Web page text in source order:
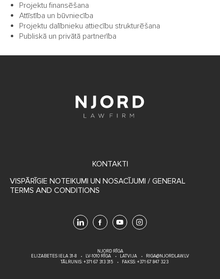
Projektu finansēšana
Attīstība un būvniecība
Projektu dalībnieku attiecību strukturēšana
Publiskā un privātā partnerība
MENU
KONTAKTI
VISPĀRĪGIE NOTEIKUMI UN NOSACĪJUMI / GENERAL
TERMS AND CONDITIONS
NJORD RĪGA
ELIZABETES IELA 31-8
LV-1010 RĪGA LATVIJA
RIGA@NJORDLAW.LV
TĀLRUNIS:+371 67 313 315 FAKSS: +371 67 847 323